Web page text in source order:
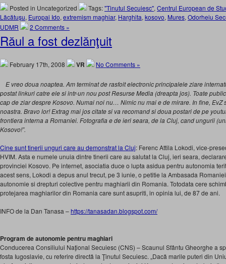
Posted in Uncategorized Tags:"Tinutul Secuiesc", Centrul European de
Lăcătuşu, Europai Ido, extremism maghiar, Harghita, kosovo, Mures, Odorheiu
UDMR
2 Comments »
Răul a fost dezlănţuit
February 17th, 2008 VR No Comments »
E vreo doua noaptea. Am terminat de rasfoit electronic principalele ziare
postat linkuri catre ele si intr-un nou post Resurse Media (dreapta jos). Toate
cap de ziar despre Kosovo. Numai noi nu… Nimic nu mai e de mirare. In fine, EvZ
noastra. Bravo lor! Extrag mai jos citate si va recomand si doua postari de pe
frontiera interna a Romaniei. Fotografia e de ieri seara, de la Cluj, cand ungurii
Kosovo!”.
Cine sunt tinerii unguri care au demonstrat la Cluj: Ferenc Attila Lokodi, vice-
HVIM. Asta e numele unuia dintre tinerii care au salutat la Cluj, ieri seara,
provinciei Kosovo. Pe internet, asociatia duce o lupta asidua pentru autonomia
acest sens, Lokodi a depus anul trecut, pe 3 iunie, o petitie la Ambasada
autonomie si drepturi colective pentru maghiarii din Romania. Totodata cere
protejarea maghiarilor din Romania care sunt asupriti, in opinia lui, de 87 de ani.
INFO de la Dan Tanasa –https://tanasadan.blogspot.com/
Program de autonomie pentru maghiari
Conducerea Consiliului Naţional Secuiesc (CNS) – Scaunul Sfântu Gheorghe a
fosta Iugoslavie, cu referire directă la Ţinutul Secuiesc. „Dacă marile puteri din